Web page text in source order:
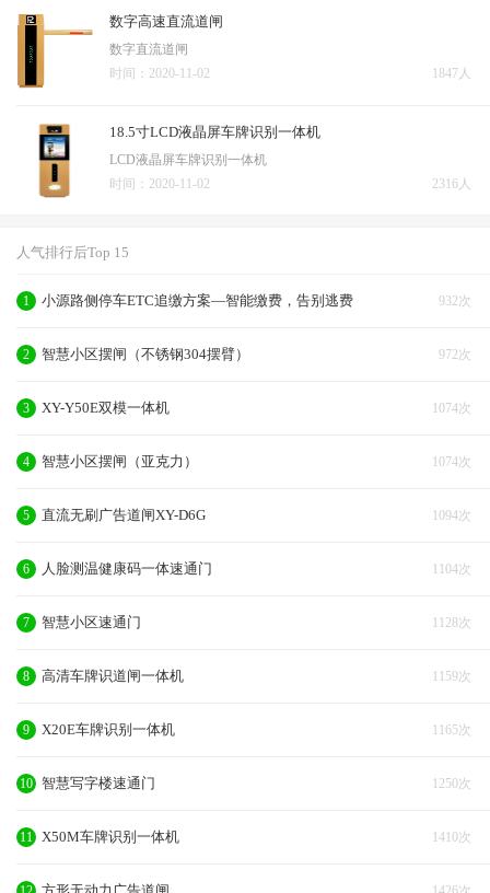
数字高速直流道闸
数字直流道闸
1847人
时间：2020-11-02
18.5寸LCD液晶屏车牌识别一体机
LCD液晶屏车牌识别一体机
2316人
时间：2020-11-02
人气排行后Top 15
932次
1 小源路侧停车ETC追缴方案—智能缴费，告别逃费
972次
2 智慧小区摆闸（不锈钢304摆臂）
1074次
3 XY-Y50E双模一体机
1074次
4 智慧小区摆闸（亚克力）
1094次
5 直流无刷广告道闸XY-D6G
1104次
6 人脸测温健康码一体速通门
1128次
7 智慧小区速通门
1159次
8 高清车牌识道闸一体机
1165次
9 X20E车牌识别一体机
1250次
10 智慧写字楼速通门
1410次
11 X50M车牌识别一体机